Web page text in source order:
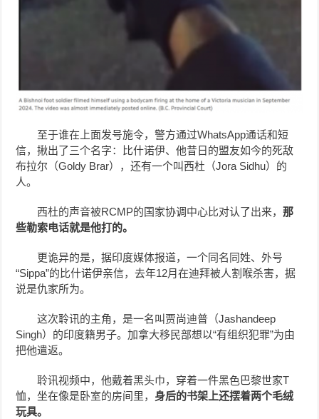
至于谁在上面发号施令，警方通过WhatsApp通话和短
信，揪出了三个名字：比什诺伊、他昔日的盟友如今的死敌
布拉尔（Goldy Brar），还有一个叫西杜（Jora Sidhu）的
人。
西杜的声音被RCMP的国家协调中心比对认了出来，那
些勒索电话就是他打的。
更诡异的是，据印度媒体报道，一个同名同姓、外号
“Sippa”的比什诺伊亲信，去年12月在迪拜被人割喉杀害，据
说是仇家所为。
这次聆讯的主角，是一名叫贾尚迪普（Jashandeep
Singh）的印度籍男子。加拿大移民部想以“有组织犯罪”为由
把他遣返。
聆讯视频中，他戴着黑头巾，穿着一件黑色巴黎世家T
恤，坐在像是卧室的房间里， 身后的书架上还摆着两个毛绒
玩具。